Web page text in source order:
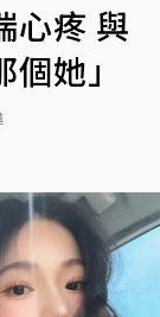
心疼 與
她」